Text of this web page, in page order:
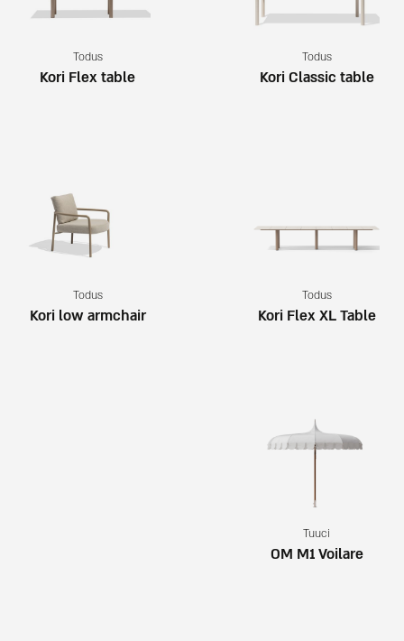
Todus
Kori Classic table
Todus
Kori Flex table
Todus
Kori Flex XL Table
Todus
Kori low armchair
Tuuci
OM M1 Voilare